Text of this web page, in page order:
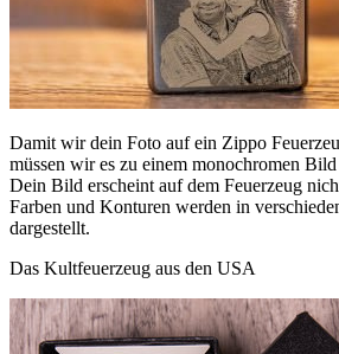
Damit wir dein Foto auf ein Zippo
müssen wir es zu einem monochromen
Dein Bild erscheint auf dem Feuerzeug
Farben und Konturen werden in
dargestellt.
Das Kultfeuerzeug aus den USA